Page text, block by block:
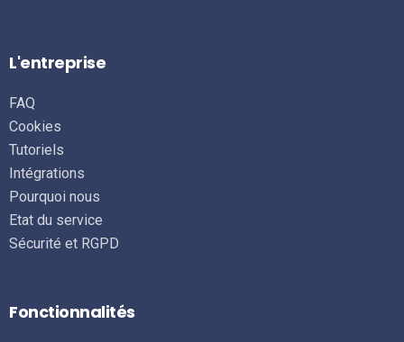
L'entreprise
FAQ
Cookies
Tutoriels
Intégrations
Pourquoi nous
Etat du service
Sécurité et RGPD
Fonctionnalités